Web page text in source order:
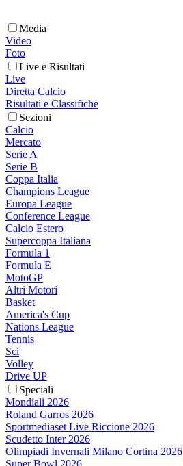
Media
Video
Foto
Live e Risultati
Live
Diretta Calcio
Risultati e Classifiche
Sezioni
Calcio
Mercato
Serie A
Serie B
Coppa Italia
Champions League
Europa League
Conference League
Calcio Estero
Supercoppa Italiana
Formula 1
Formula E
MotoGP
Altri Motori
Basket
America's Cup
Nations League
Tennis
Sci
Volley
Drive UP
Speciali
Mondiali 2026
Roland Garros 2026
Sportmediaset Live Riccione 2026
Scudetto Inter 2026
Olimpiadi Invernali Milano Cortina 2026
Super Bowl 2026